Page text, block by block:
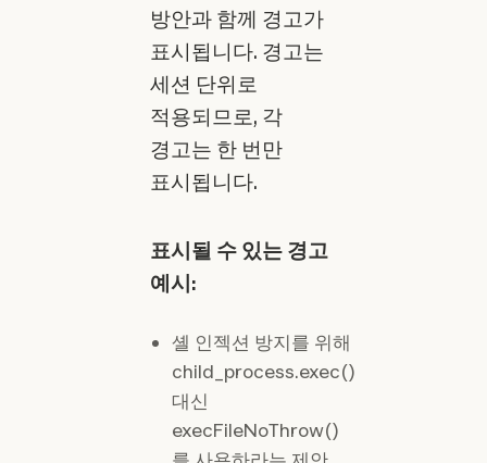
방안과 함께 경고가
표시됩니다. 경고는
세션 단위로
적용되므로, 각
경고는 한 번만
표시됩니다.
표시될 수 있는 경고
예시:
셸 인젝션 방지를 위해
child_process.exec()
대신
execFileNoThrow()